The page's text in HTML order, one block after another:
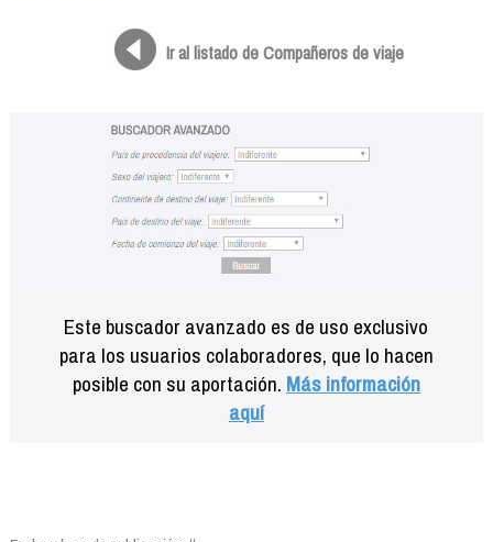
Ir al listado de Compañeros de viaje
Este buscador avanzado es de uso exclusivo
para los usuarios colaboradores, que lo hacen
posible con su aportación. Más información
aquí